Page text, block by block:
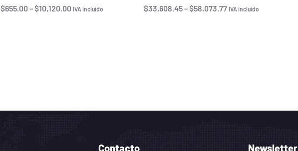
$655.00–$10,120.00 IVA incluído $33,608.45–$58,073.77 IVA incluído
Contacto Newsletter